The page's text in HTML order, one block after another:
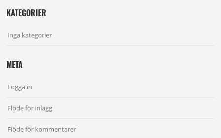
KATEGORIER
Inga kategorier
META
Logga in
Flöde för inlägg
Flöde för kommentarer